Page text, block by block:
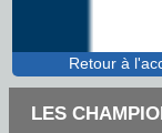
Retour à
LES